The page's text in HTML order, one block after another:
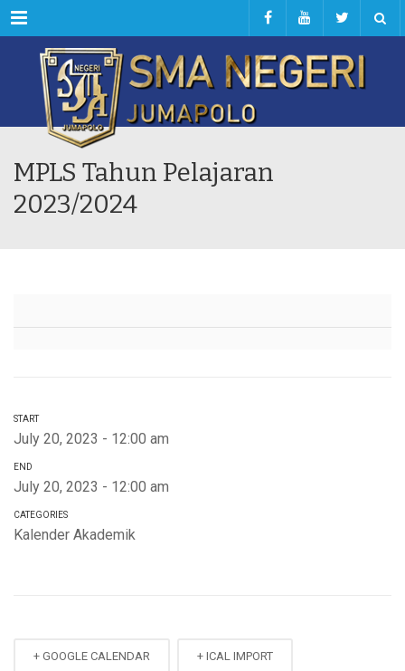
Menu
MPLS Tahun Pelajaran
2023/2024
START
July 20, 2023 - 12:00 am
END
July 20, 2023 - 12:00 am
CATEGORIES
Kalender Akademik
+ GOOGLE CALENDAR + ICAL IMPORT